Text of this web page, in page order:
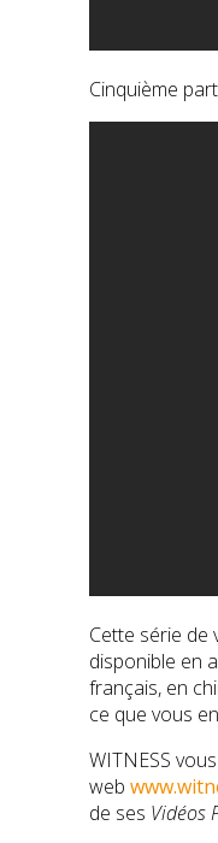
Cinquième
Cette série de
disponible en
français, en
ce que vous
WITNESS
web
de ses Vidéos